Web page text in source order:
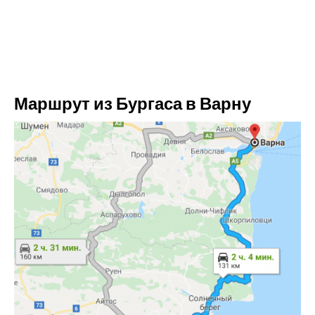
Маршрут из Бургаса в Варну